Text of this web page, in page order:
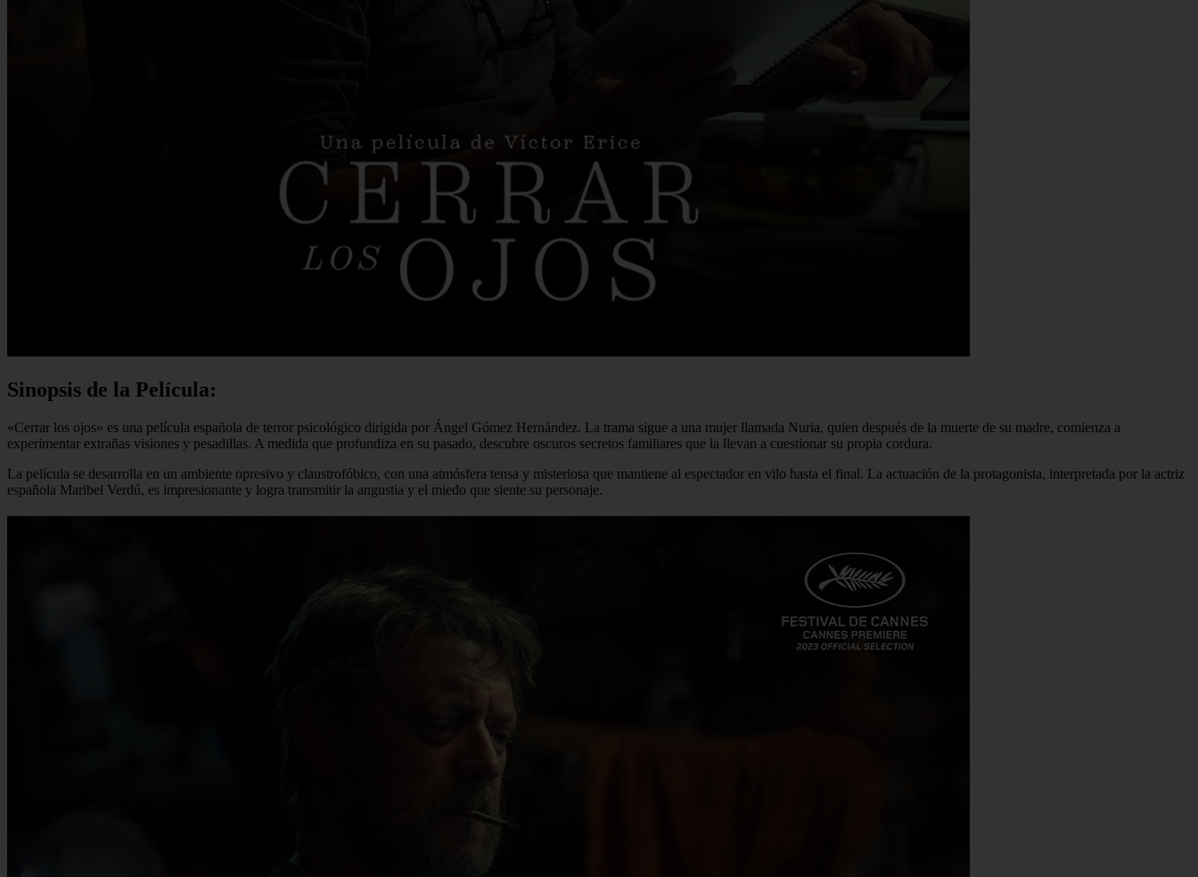
Sinopsis de la Película:
«Cerrar los ojos» es una película española de terror psicológico dirigida por Ángel Gómez Hernández. La trama sigue a una mujer llamada Nuria, quien después de la muerte de su madre, comienza a
experimentar extrañas visiones y pesadillas. A medida que profundiza en su pasado, descubre oscuros secretos familiares que la llevan a cuestionar su propia cordura.
La película se desarrolla en un ambiente opresivo y claustrofóbico, con una atmósfera tensa y misteriosa que mantiene al espectador en vilo hasta el final. La actuación de la protagonista, interpretada por la actriz
española Maribel Verdú, es impresionante y logra transmitir la angustia y el miedo que siente su personaje.